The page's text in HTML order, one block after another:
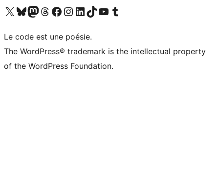
Visitez notre compte X (précédemment Twitter)
Visiter notre compte Bluesky
Visiter notre compte Mastodon
Visiter notre compte Threads
Consulter notre compte Facebook
Consulter notre compte Instagram
Consulter notre compte LinkedIn
Visiter notre compte TokTok
Visiter notre chaîne YouTube
Visiter notre compte Tumblr
Le code est une poésie.
The WordPress® trademark is the intellectual property
of the WordPress Foundation.